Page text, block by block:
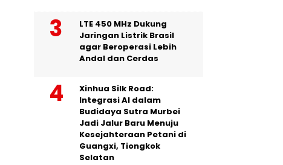
LTE 450 MHz Dukung
Jaringan Listrik Brasil
agar Beroperasi Lebih
Andal dan Cerdas
Xinhua Silk Road:
Integrasi AI dalam
Budidaya Sutra Murbei
Jadi Jalur Baru Menuju
Kesejahteraan Petani di
Guangxi, Tiongkok
Selatan